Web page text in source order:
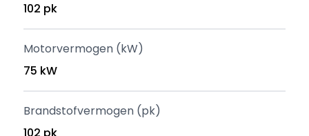
102 pk
Motorvermogen (kW)
75 kW
Brandstofvermogen (pk)